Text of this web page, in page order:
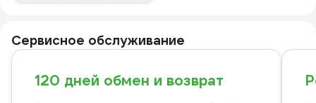
Сервисное обслуживание
120 дней обмен и возврат